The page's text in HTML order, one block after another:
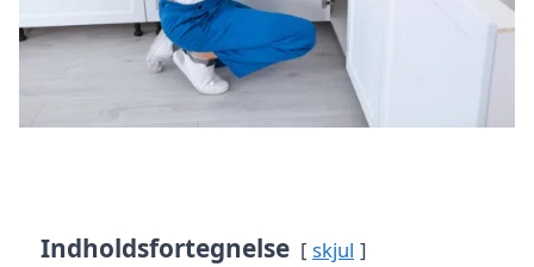
Indholdsfortegnelse skjul